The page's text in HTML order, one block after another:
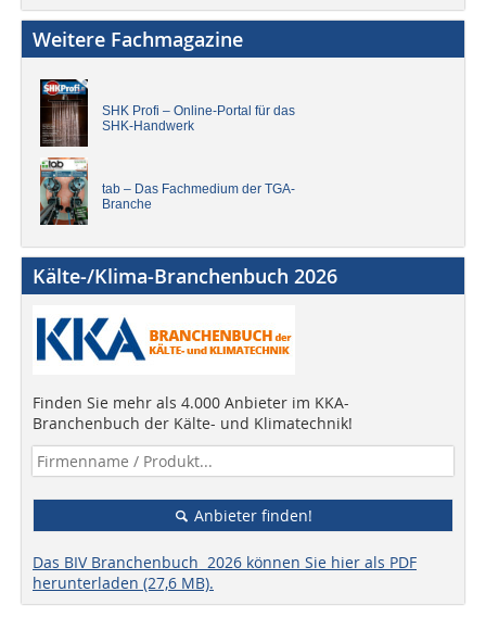
Weitere Fachmagazine
SHK Profi – Online-Portal für das
SHK-Handwerk
tab – Das Fachmedium der TGA-
Branche
Kälte-/Klima-Branchenbuch 2026
Finden Sie mehr als 4.000 Anbieter im KKA-
Branchenbuch der Kälte- und Klimatechnik!
Anbieter finden!
Das BIV Branchenbuch 2026 können Sie hier als PDF
herunterladen (27,6 MB).